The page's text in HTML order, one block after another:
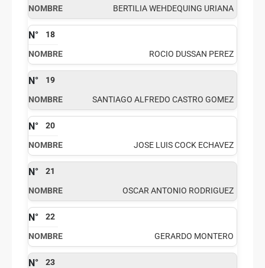
BERTILIA WEHDEQUING URIANA
18
ROCIO DUSSAN PEREZ
19
SANTIAGO ALFREDO CASTRO GOMEZ
20
JOSE LUIS COCK ECHAVEZ
21
OSCAR ANTONIO RODRIGUEZ
22
GERARDO MONTERO
23